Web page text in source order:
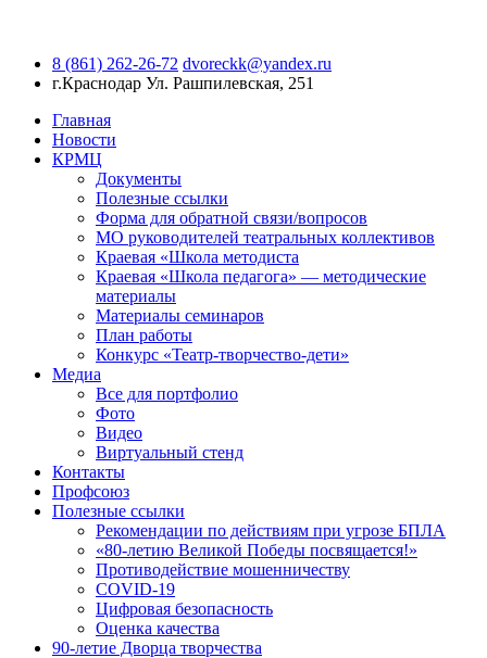
8 (861) 262-26-72 dvoreckk@yandex.ru
г.Краснодар Ул. Рашпилевская, 251
Главная
Новости
КРМЦ
Документы
Полезные ссылки
Форма для обратной связи/вопросов
МО руководителей театральных коллективов
Краевая «Школа методиста
Краевая «Школа педагога» — методические
материалы
Материалы семинаров
План работы
Конкурс «Театр-творчество-дети»
Медиа
Все для портфолио
Фото
Видео
Виртуальный стенд
Контакты
Профсоюз
Полезные ссылки
Рекомендации по действиям при угрозе БПЛА
«80-летию Великой Победы посвящается!»
Противодействие мошенничеству
COVID-19
Цифровая безопасность
Оценка качества
90-летие Дворца творчества